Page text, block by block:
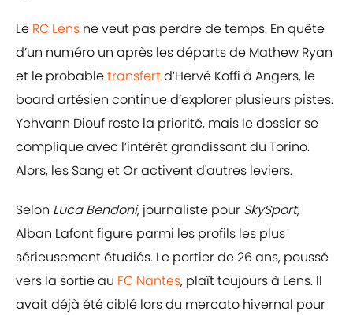
Le RC Lens ne veut pas perdre de temps. En quête
d’un numéro un après les départs de Mathew Ryan
et le probabletransfertd’Hervé Koffi à Angers, le
board artésien continue d’explorer plusieurs pistes.
Yehvann Diouf reste la priorité, mais le dossier se
complique avec l’intérêt grandissant du Torino.
Alors, les Sang et Or activent d'autres leviers.
Selon Luca Bendoni, journaliste pour SkySport,
Alban Lafont figure parmi les profils les plus
sérieusement étudiés. Le portier de 26 ans, poussé
vers la sortie au FC Nantes, plaît toujours à Lens. Il
avait déjà été ciblé lors du mercato hivernal pour